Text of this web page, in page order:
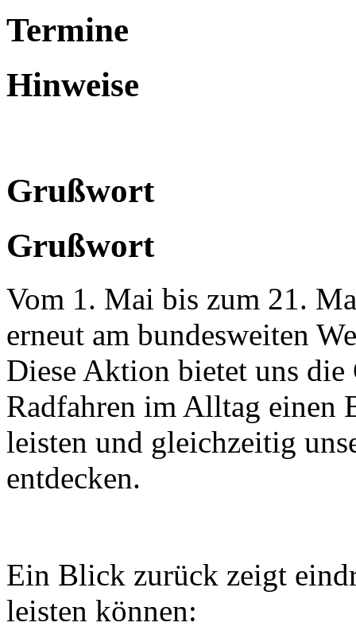
Termine
Hinweise
Grußwort
Grußwort
Vom 1. Mai bis zum 21.
erneut am bundesweiten
Diese Aktion bietet uns die
Radfahren im Alltag einen
leisten und gleichzeitig
entdecken.
Ein Blick zurück zeigt
leisten können: